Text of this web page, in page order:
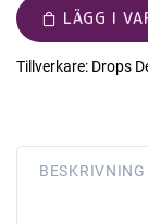
LÄGG I
Tillverkare: Drops
BESKRIVNING